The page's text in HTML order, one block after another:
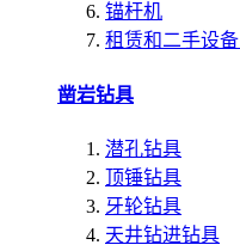
锚杆机
租赁和二手设备
凿岩钻具
潜孔钻具
顶锤钻具
牙轮钻具
天井钻进钻具